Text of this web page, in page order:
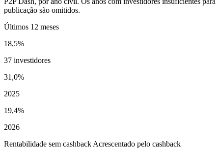
publicação são omitidos.
Últimos 12 meses
18,5%
37 investidores
31,0%
2025
19,4%
2026
Rentabilidade sem cashback Acrescentado pelo cashback